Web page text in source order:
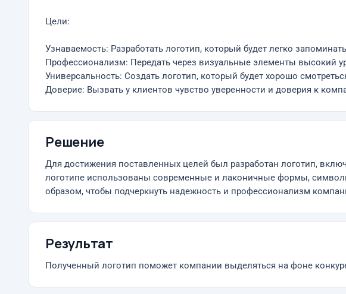
Цели:
Узнаваемость: Разработать логотип, который будет легко
Профессионализм: Передать через визуальные элементы высокий
Универсальность: Создать логотип, который будет хорошо
Доверие: Вызвать у клиентов чувство уверенности и доверия к
Решение
Для достижения поставленных целей был разработан логотип,
логотипе использованы современные и лаконичные формы,
образом, чтобы подчеркнуть надежность и профессионализм
Результат
Полученный логотип поможет компании выделяться на фоне